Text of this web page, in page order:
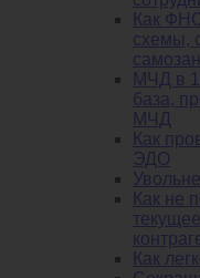
Как
схемы,
МЧД в
база,
МЧД
Как
ЭДО
Как не
Как